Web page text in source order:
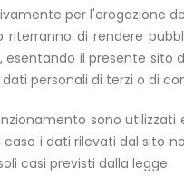
per l'erogazione
di rendere
il presente sito
personali di terzi o di
sono
i dati rilevati dal sito
casi previsti dalla legge.